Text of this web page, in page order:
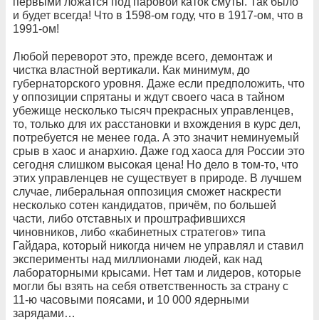
и будет всегда! Что в 1598-ом году, что в 1917-ом, что в
1991-ом!
Любой переворот это, прежде всего, демонтаж и
чистка властной вертикали. Как минимум, до
губернаторского уровня. Даже если предположить, что
у оппозиции спрятаны и ждут своего часа в тайном
убежище несколько тысяч прекрасных управленцев,
то, только для их расстановки и вхождения в курс дел,
потребуется не менее года. А это значит неминуемый
срыв в хаос и анархию. Даже год хаоса для России это
сегодня слишком высокая цена! Но дело в том-то, что
этих управленцев не существует в природе. В лучшем
случае, либеральная оппозиция сможет наскрести
несколько сотен кандидатов, причём, по большей
части, либо отставных и проштрафившихся
чиновников, либо «кабинетных стратегов» типа
Гайдара, который никогда ничем не управлял и ставил
эксперименты над миллионами людей, как над
лабораторными крысами. Нет там и лидеров, которые
могли бы взять на себя ответственность за страну с
11-ю часовыми поясами, и 10 000 ядерными
зарядами…